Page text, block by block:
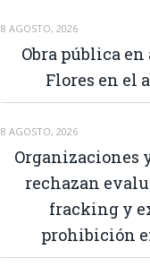
8 AGOSTO, 2026
Obra pública
Flores en el
8 AGOSTO, 2026
Organizaciones
rechazan
fracking y
prohibición